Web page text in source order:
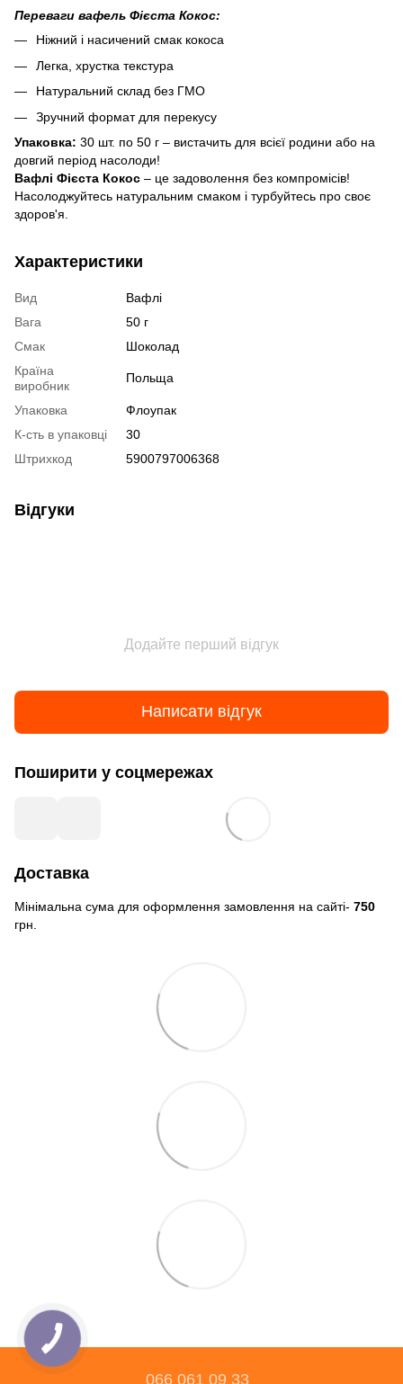
Переваги вафель Фієста Кокос:
Ніжний і насичений смак кокоса
Легка, хрустка текстура
Натуральний склад без ГМО
Зручний формат для перекусу
Упаковка: 30 шт. по 50 г – вистачить для всієї родини або на
довгий період насолоди!
Вафлі Фієста Кокос – це задоволення без компромісів!
Насолоджуйтесь натуральним смаком і турбуйтесь про своє
здоров'я.
Характеристики
Вид
Вафлі
Вага
50 г
Смак
Шоколад
Країна
виробник
Польща
Упаковка
Флоупак
К-сть в упаковці
30
Штрихкод
5900797006368
Відгуки
Додайте перший відгук
Написати відгук
Поширити у соцмережах
Доставка
Мінімальна сума для оформлення замовлення на сайті- 750
грн.
066 061 09 33